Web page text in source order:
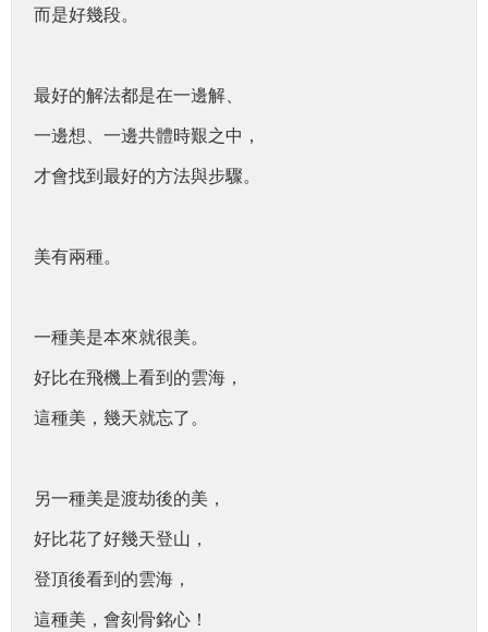
而是好幾段。
最好的解法都是在一邊解、
一邊想、一邊共體時艱之中，
才會找到最好的方法與步驟。
美有兩種。
一種美是本來就很美。
好比在飛機上看到的雲海，
這種美，幾天就忘了。
另一種美是渡劫後的美，
好比花了好幾天登山，
登頂後看到的雲海，
這種美，會刻骨銘心！